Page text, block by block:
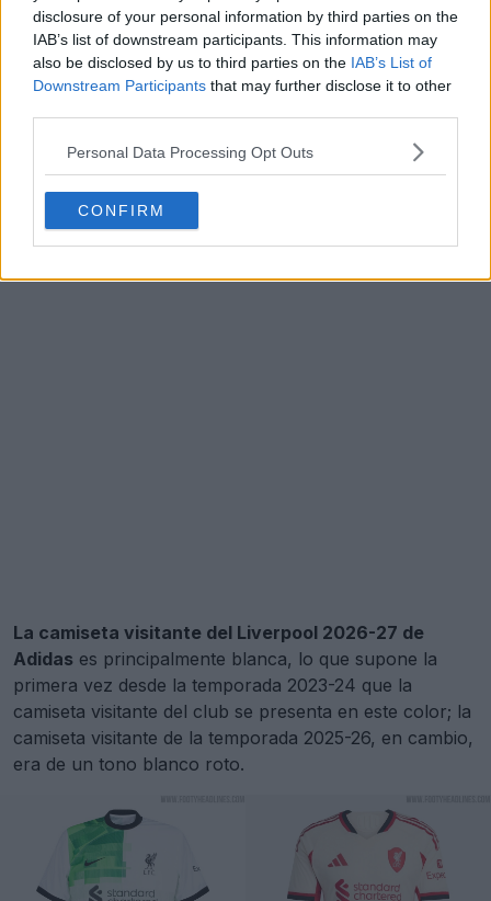
disclosure of your personal information by third parties on the
IAB’s list of downstream participants. This information may
also be disclosed by us to third parties on the IAB’s List of
Downstream Participants that may further disclose it to other
Personal Data Processing Opt Outs
CONFIRM
La camiseta visitante del Liverpool 2026-27 de
Adidas es principalmente blanca, lo que supone la
primera vez desde la temporada 2023-24 que la
camiseta visitante del club se presenta en este color; la
camiseta visitante de la temporada 2025-26, en cambio,
era de un tono blanco roto.